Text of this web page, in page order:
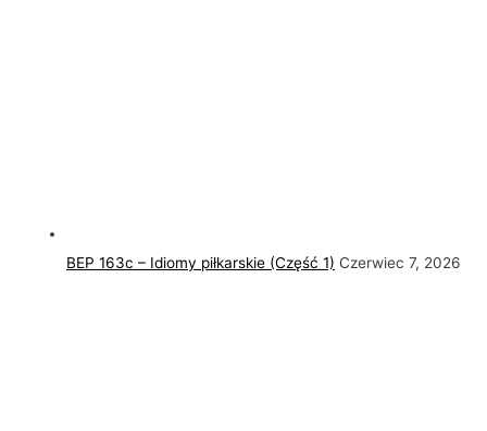
BEP 163c – Idiomy piłkarskie (Część 1) Czerwiec 7, 2026